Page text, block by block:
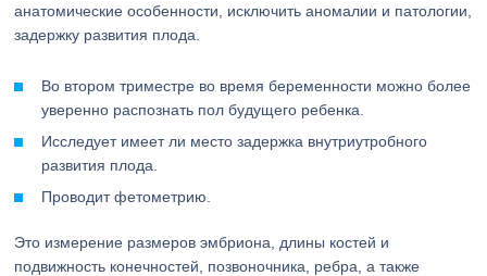
анатомические особенности, исключить аномалии и патологии,
задержку развития плода.
Во втором триместре во время беременности можно более
уверенно распознать пол будущего ребенка.
Исследует имеет ли место задержка внутриутробного
развития плода.
Проводит фетометрию.
Это измерение размеров эмбриона, длины костей и
подвижность конечностей, позвоночника, ребра, а также